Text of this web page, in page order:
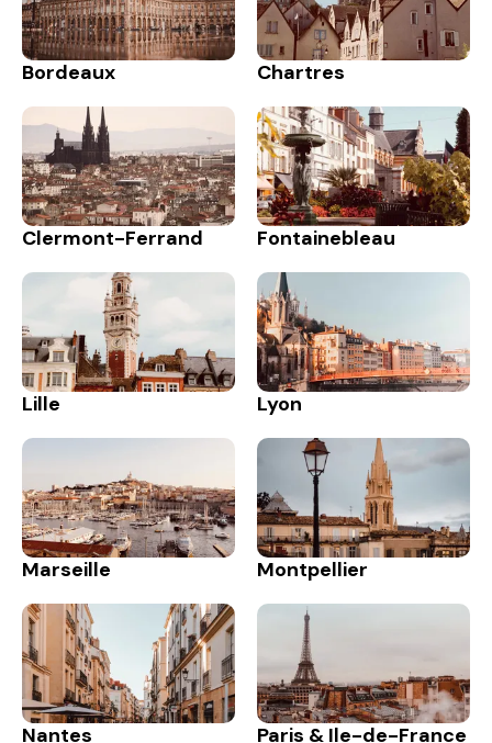
Bordeaux Chartres
Clermont-Ferrand Fontainebleau
Lille Lyon
Marseille Montpellier
Nantes Paris & Ile-de-France